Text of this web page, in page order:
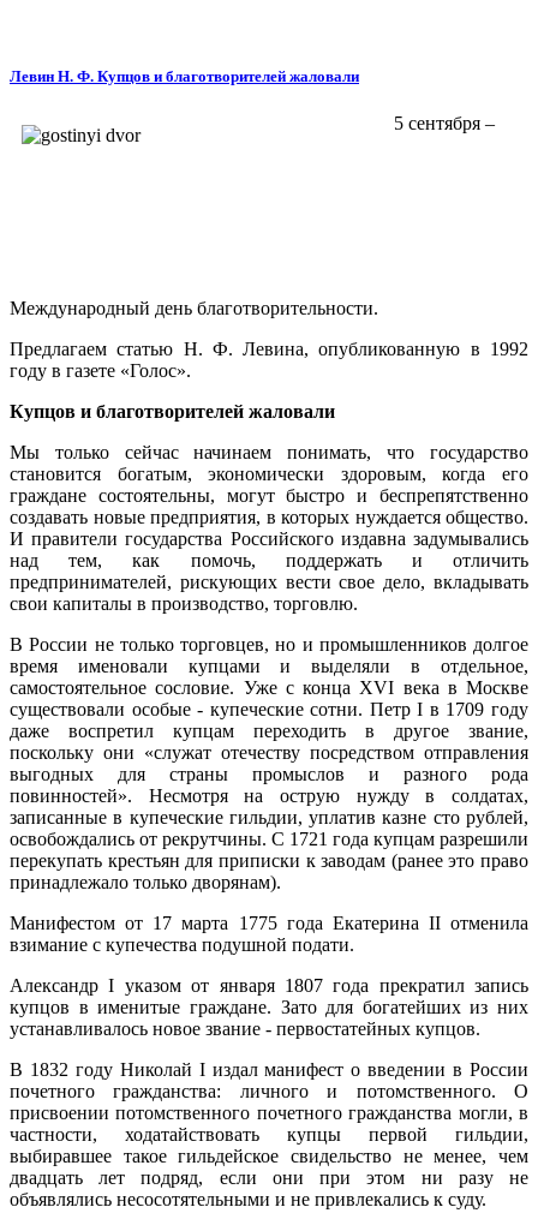
Левин Н. Ф. Купцов и благотворителей жаловали
5 сентября –
Международный день благотворительности.
Предлагаем статью Н. Ф. Левина, опубликованную в 1992
году в газете «Голос».
Купцов и благотворителей жаловали
Мы только сейчас начинаем понимать, что государство
становится богатым, экономически здоровым, когда его
граждане состоятельны, могут быстро и беспрепятственно
создавать новые предприятия, в которых нуждается общество.
И правители государства Российского издавна задумывались
над тем, как помочь, поддержать и отличить
предпринимателей, рискующих вести свое дело, вкладывать
свои капиталы в производство, торговлю.
В России не только торговцев, но и промышленников долгое
время именовали купцами и выделяли в отдельное,
самостоятельное сословие. Уже с конца XVI века в Москве
существовали особые - купеческие сотни. Петр I в 1709 году
даже воспретил купцам переходить в другое звание,
поскольку они «служат отечеству посредством отправления
выгодных для страны промыслов и разного рода
повинностей». Несмотря на острую нужду в солдатах,
записанные в купеческие гильдии, уплатив казне сто рублей,
освобождались от рекрутчины. С 1721 года купцам разрешили
перекупать крестьян для приписки к заводам (ранее это право
принадлежало только дворянам).
Манифестом от 17 марта 1775 года Екатерина II отменила
взимание с купечества подушной подати.
Александр I указом от января 1807 года прекратил запись
купцов в именитые граждане. Зато для богатейших из них
устанавливалось новое звание - первостатейных купцов.
В 1832 году Николай I издал манифест о введении в России
почетного гражданства: личного и потомственного. О
присвоении потомственного почетного гражданства могли, в
частности, ходатайствовать купцы первой гильдии,
выбиравшее такое гильдейское свидельство не менее, чем
двадцать лет подряд, если они при этом ни разу не
объявлялись несосотятельными и не привлекались к суду.